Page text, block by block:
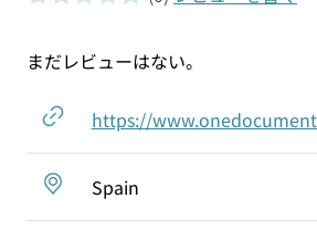
まだレビューはない。
https://
Spain